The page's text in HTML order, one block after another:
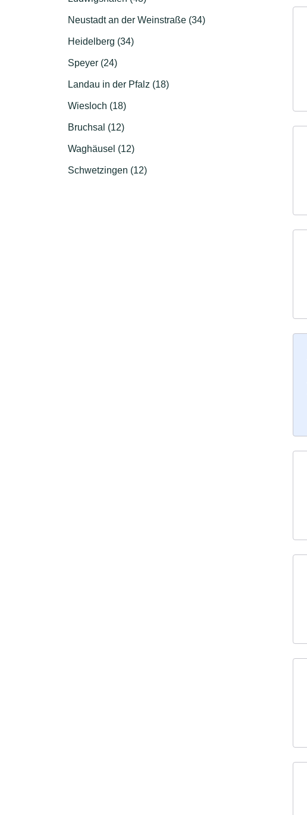
Neustadt an der Weinstraße (34)
Heidelberg (34)
Speyer (24)
Landau in der Pfalz (18)
Wiesloch (18)
Bruchsal (12)
Waghäusel (12)
Schwetzingen (12)